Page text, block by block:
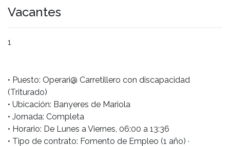
Vacantes
1
• Puesto: Operari@ Carretillero con discapacidad
(Triturado)
• Ubicación: Banyeres de Mariola
• Jornada: Completa
• Horario: De Lunes a Viernes, 06:00 a 13:36
• Tipo de contrato: Fomento de Empleo (1 año) ·